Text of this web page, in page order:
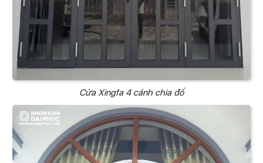
Cửa Xingfa 4 cánh chia đố